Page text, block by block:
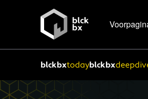
blckbxtodayblckbx